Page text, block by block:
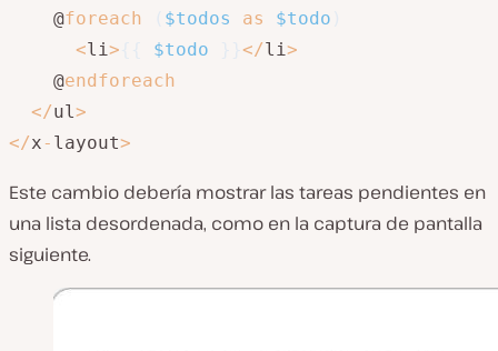
    @
foreach $todos as $todo
<li> $todo </li>
    @
endforeach
</ul>
</x- layout>
Este cambio debería mostrar las tareas pendientes en
una lista desordenada, como en la captura de pantalla
siguiente.